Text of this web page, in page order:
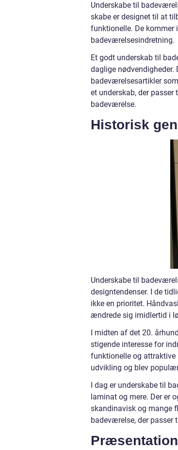
Underskabe til
skabe er designet til at
funktionelle. De kommer
badeværelsesindretning.
Et godt underskab til
daglige nødvendigheder.
badeværelsesartikler
et underskab, der
badeværelse.
Historisk
Underskabe til
designtendenser. I de
ikke en prioritet.
ændrede sig imidlertid i
I midten af det 20.
stigende interesse for
funktionelle og
udvikling og blev
I dag er underskabe til
laminat og mere. Der er
skandinavisk og mange
badeværelse, der passer